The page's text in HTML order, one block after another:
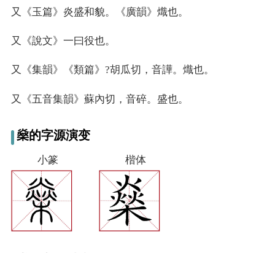
又 《玉篇》炎盛和貌。《廣韻》熾也。
又 《說文》一曰役也。
又 《集韻》《類篇》?胡瓜切，音譁。熾也。
又 《五音集韻》蘇內切，音碎。盛也。
燊的字源演变
小篆 楷体